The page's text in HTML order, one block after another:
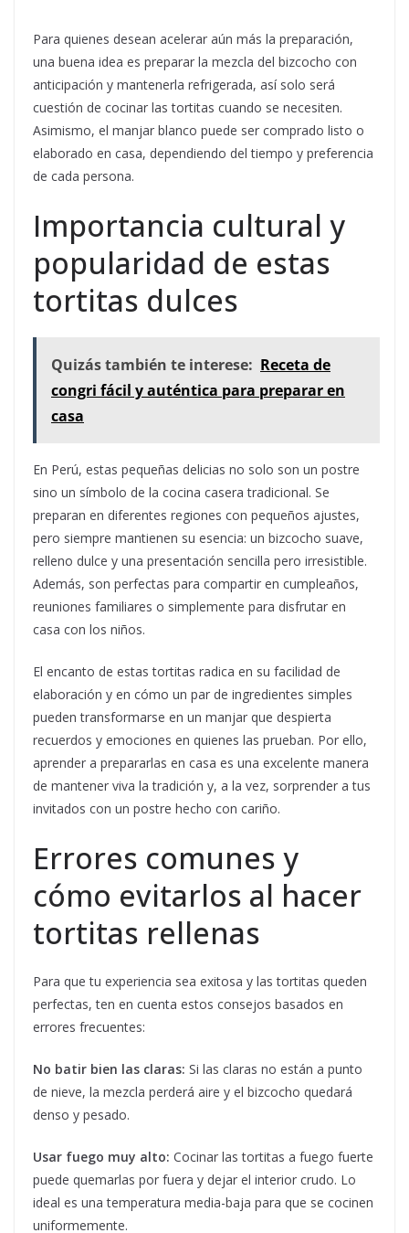
Para quienes desean acelerar aún más la preparación,
una buena idea es preparar la mezcla del bizcocho con
anticipación y mantenerla refrigerada, así solo será
cuestión de cocinar las tortitas cuando se necesiten.
Asimismo, el manjar blanco puede ser comprado listo o
elaborado en casa, dependiendo del tiempo y preferencia
de cada persona.
Importancia cultural y
popularidad de estas
tortitas dulces
Quizás también te interese: Receta de
congri fácil y auténtica para preparar en
casa
En Perú, estas pequeñas delicias no solo son un postre
sino un símbolo de la cocina casera tradicional. Se
preparan en diferentes regiones con pequeños ajustes,
pero siempre mantienen su esencia: un bizcocho suave,
relleno dulce y una presentación sencilla pero irresistible.
Además, son perfectas para compartir en cumpleaños,
reuniones familiares o simplemente para disfrutar en
casa con los niños.
El encanto de estas tortitas radica en su facilidad de
elaboración y en cómo un par de ingredientes simples
pueden transformarse en un manjar que despierta
recuerdos y emociones en quienes las prueban. Por ello,
aprender a prepararlas en casa es una excelente manera
de mantener viva la tradición y, a la vez, sorprender a tus
invitados con un postre hecho con cariño.
Errores comunes y
cómo evitarlos al hacer
tortitas rellenas
Para que tu experiencia sea exitosa y las tortitas queden
perfectas, ten en cuenta estos consejos basados en
errores frecuentes:
No batir bien las claras: Si las claras no están a punto
de nieve, la mezcla perderá aire y el bizcocho quedará
denso y pesado.
Usar fuego muy alto: Cocinar las tortitas a fuego fuerte
puede quemarlas por fuera y dejar el interior crudo. Lo
ideal es una temperatura media-baja para que se cocinen
uniformemente.